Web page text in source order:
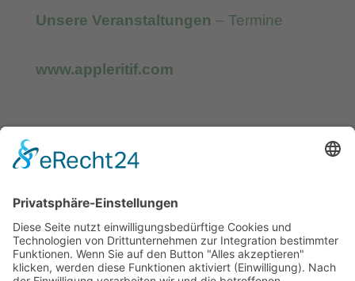
Unsere Veranstaltungen – Termine
www.appleritif.com